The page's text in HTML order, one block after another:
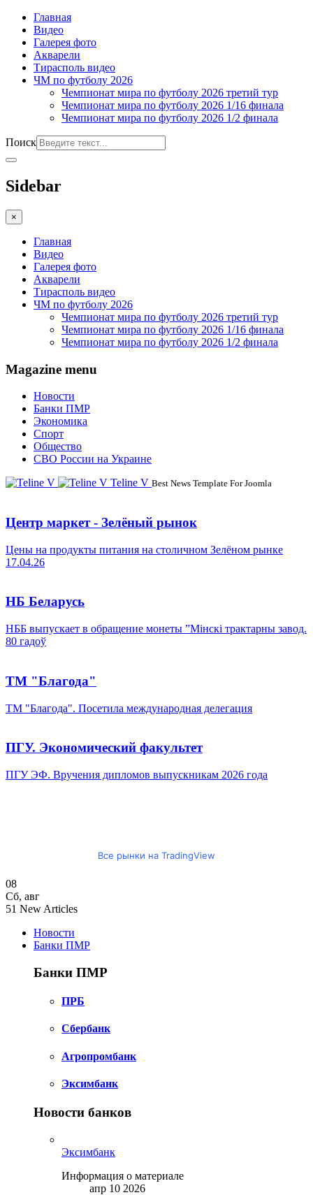
Главная
Видео
Галерея фото
Акварели
Тирасполь видео
ЧМ по футболу 2026
Чемпионат мира по футболу 2026 третий тур
Чемпионат мира по футболу 2026 1/16 финала
Чемпионат мира по футболу 2026 1/2 финала
Поиск
Sidebar
×
Главная
Видео
Галерея фото
Акварели
Тирасполь видео
ЧМ по футболу 2026
Чемпионат мира по футболу 2026 третий тур
Чемпионат мира по футболу 2026 1/16 финала
Чемпионат мира по футболу 2026 1/2 финала
Magazine menu
Новости
Банки ПМР
Экономика
Спорт
Общество
СВО России на Украине
Teline V Best News Template For Joomla
Центр маркет - Зелёный рынок
Цены на продукты питания на столичном Зелёном рынке
17.04.26
НБ Беларусь
НББ выпускает в обращение монеты ”Мінскі трактарны завод.
80 гадоў
ТМ "Благода"
ТМ "Благода". Посетила международная делегация
ПГУ. Экономический факультет
ПГУ ЭФ. Вручения дипломов выпускникам 2026 года
Все рынки на TradingView
08
Сб, авг
51 New Articles
Новости
Банки ПМР
Банки ПМР
ПРБ
Сбербанк
Агропромбанк
Эксимбанк
Новости банков
Эксимбанк
Информация о материале
апр 10 2026